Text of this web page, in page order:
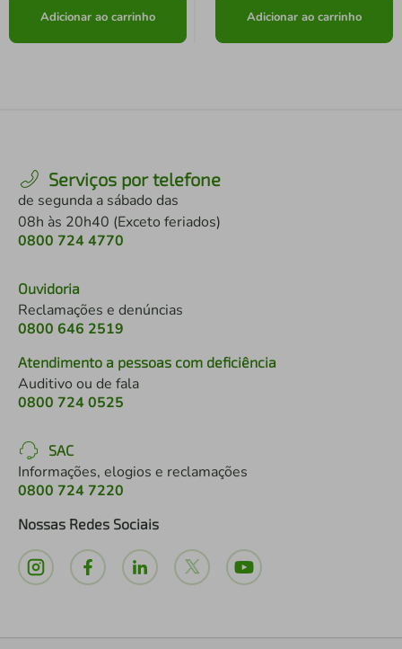
Adicionar ao carrinho Adicionar ao carrinho
Serviços por telefone
de segunda a sábado das
08h às 20h40 (Exceto feriados)
0800 724 4770
Ouvidoria
Reclamações e denúncias
0800 646 2519
Atendimento a pessoas com deficiência
Auditivo ou de fala
0800 724 0525
SAC
Informações, elogios e reclamações
0800 724 7220
Nossas Redes Sociais